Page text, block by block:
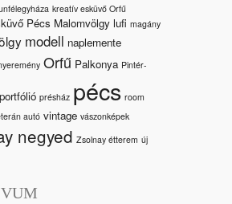
kreatív esküvő Orfű
Pécs Malomvölgy lufi magány
modell naplemente
Orfű Palkonya Pintér-
portfólió présház pécs room
autó vintage vászonképek
negyed Zsolnay étterem új